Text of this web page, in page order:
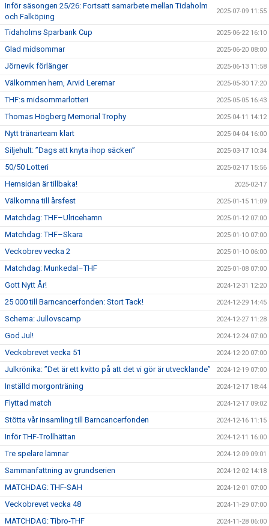
Inför säsongen 25/26: Fortsatt samarbete mellan Tidaholm
och Falköping
2025-07-09 11:55
Tidaholms Sparbank Cup 2025-06-22 16:10
Glad midsommar 2025-06-20 08:00
Jörnevik förlänger 2025-06-13 11:58
Välkommen hem, Arvid Leremar 2025-05-30 17:20
THF:s midsommarlotteri 2025-05-05 16:43
Thomas Högberg Memorial Trophy 2025-04-11 14:12
Nytt tränarteam klart 2025-04-04 16:00
Siljehult: ”Dags att knyta ihop säcken” 2025-03-17 10:34
50/50 Lotteri 2025-02-17 15:56
Hemsidan är tillbaka! 2025-02-17
Välkomna till årsfest 2025-01-15 11:09
Matchdag: THF–Ulricehamn 2025-01-12 07:00
Matchdag: THF–Skara 2025-01-10 07:00
Veckobrev vecka 2 2025-01-10 06:00
Matchdag: Munkedal–THF 2025-01-08 07:00
Gott Nytt År! 2024-12-31 12:20
25 000 till Barncancerfonden: Stort Tack! 2024-12-29 14:45
Schema: Jullovscamp 2024-12-27 11:28
God Jul! 2024-12-24 07:00
Veckobrevet vecka 51 2024-12-20 07:00
Julkrönika: ”Det är ett kvitto på att det vi gör är utvecklande” 2024-12-19 07:00
Inställd morgonträning 2024-12-17 18:44
Flyttad match 2024-12-17 09:02
Stötta vår insamling till Barncancerfonden 2024-12-16 11:15
Inför THF-Trollhättan 2024-12-11 16:00
Tre spelare lämnar 2024-12-09 09:01
Sammanfattning av grundserien 2024-12-02 14:18
MATCHDAG: THF-SAH 2024-12-01 07:00
Veckobrevet vecka 48 2024-11-29 07:00
MATCHDAG: Tibro-THF 2024-11-28 06:00